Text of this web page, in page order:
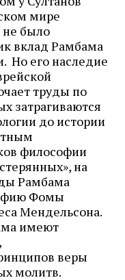
мире
было
вклад Рамбама
Но его наследие
труды по
затрагиваются
до истории
философии
на
Рамбама
Фомы
Мендельсона.
имеют
веры
молитв.